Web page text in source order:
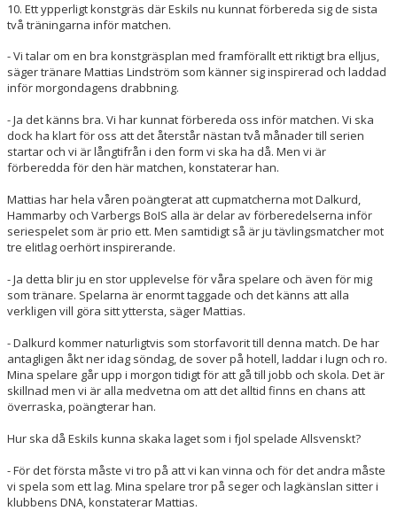
10. Ett ypperligt konstgräs där Eskils nu kunnat förbereda sig de sista
två träningarna inför matchen.
- Vi talar om en bra konstgräsplan med framförallt ett riktigt bra elljus,
säger tränare Mattias Lindström som känner sig inspirerad och laddad
inför morgondagens drabbning.
- Ja det känns bra. Vi har kunnat förbereda oss inför matchen. Vi ska
dock ha klart för oss att det återstår nästan två månader till serien
startar och vi är långtifrån i den form vi ska ha då. Men vi är
förberedda för den här matchen, konstaterar han.
Mattias har hela våren poängterat att cupmatcherna mot Dalkurd,
Hammarby och Varbergs BoIS alla är delar av förberedelserna inför
seriespelet som är prio ett. Men samtidigt så är ju tävlingsmatcher mot
tre elitlag oerhört inspirerande.
- Ja detta blir ju en stor upplevelse för våra spelare och även för mig
som tränare. Spelarna är enormt taggade och det känns att alla
verkligen vill göra sitt yttersta, säger Mattias.
- Dalkurd kommer naturligtvis som storfavorit till denna match. De har
antagligen åkt ner idag söndag, de sover på hotell, laddar i lugn och ro.
Mina spelare går upp i morgon tidigt för att gå till jobb och skola. Det är
skillnad men vi är alla medvetna om att det alltid finns en chans att
överraska, poängterar han.
Hur ska då Eskils kunna skaka laget som i fjol spelade Allsvenskt?
- För det första måste vi tro på att vi kan vinna och för det andra måste
vi spela som ett lag. Mina spelare tror på seger och lagkänslan sitter i
klubbens DNA, konstaterar Mattias.